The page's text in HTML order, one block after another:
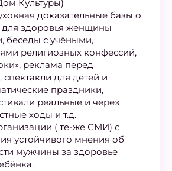
Культуры)
доказательные базы о
для здоровья женщины
беседы с учёными,
религиозных конфессий,
реклама перед
для детей и
праздники,
реальные и через
ходы и т.д.
( те-же СМИ) с
устойчивого мнения об
мужчины за здоровье